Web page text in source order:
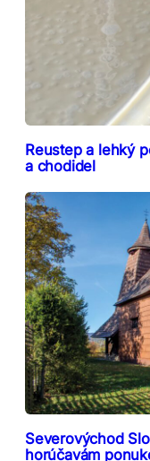
Reustep a lehký
a chodidel
Severovýchod
horúčavám